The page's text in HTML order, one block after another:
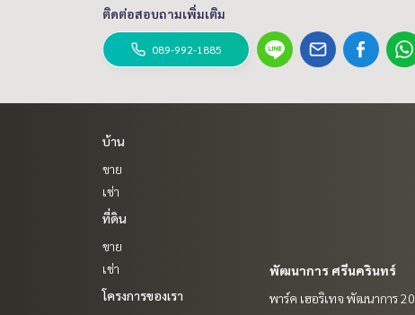
ติดต่อสอบถามเพิ่มเติม
089-992-1885
บ้าน
ขาย
เช่า
ที่ดิน
ขาย
เช่า
โครงการของเรา
พัฒนาการ ศรีนครินทร์
พาร์ค เฮอริเทจ พัฒนาการ 20